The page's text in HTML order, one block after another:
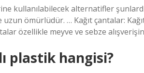
kullanılabilecek alternatifler
uzun ömürlüdür. … Kağıt çantalar:
özellikle meyve ve sebze
plastik hangisi?